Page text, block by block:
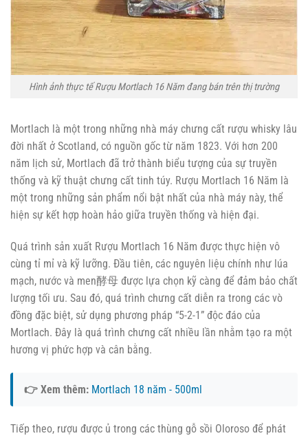
Hình ảnh thực tế Rượu Mortlach 16 Năm đang bán trên thị trường
Mortlach là một trong những nhà máy chưng cất rượu whisky lâu
đời nhất ở Scotland, có nguồn gốc từ năm 1823. Với hơn 200
năm lịch sử, Mortlach đã trở thành biểu tượng của sự truyền
thống và kỹ thuật chưng cất tinh túy. Rượu Mortlach 16 Năm là
một trong những sản phẩm nổi bật nhất của nhà máy này, thể
hiện sự kết hợp hoàn hảo giữa truyền thống và hiện đại.
Quá trình sản xuất Rượu Mortlach 16 Năm được thực hiện vô
cùng tỉ mỉ và kỹ lưỡng. Đầu tiên, các nguyên liệu chính như lúa
mạch, nước và men酵母 được lựa chọn kỹ càng để đảm bảo chất
lượng tối ưu. Sau đó, quá trình chưng cất diễn ra trong các vò
đồng đặc biệt, sử dụng phương pháp “5-2-1” độc đáo của
Mortlach. Đây là quá trình chưng cất nhiều lần nhằm tạo ra một
hương vị phức hợp và cân bằng.
👉 Xem thêm: Mortlach 18 năm - 500ml
Tiếp theo, rượu được ủ trong các thùng gỗ sồi Oloroso để phát